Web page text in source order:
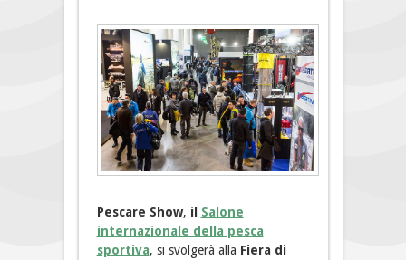
Pescare Show, il Salone
internazionale della pesca
sportiva, si svolgerà alla Fiera di